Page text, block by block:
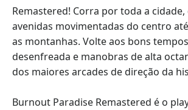
Remastered! Corra por toda a cidade,
avenidas movimentadas do centro
as montanhas. Volte aos bons
desenfreada e manobras de alta
dos maiores arcades de direção da
Burnout Paradise Remastered é o